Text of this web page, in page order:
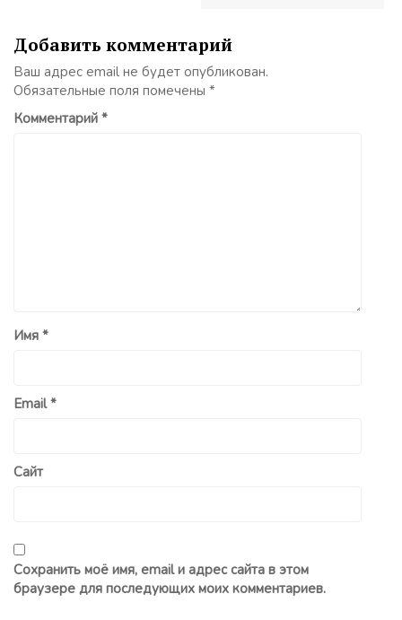
Добавить комментарий
Ваш адрес email не будет опубликован.
Обязательные поля помечены *
Комментарий *
Имя *
Email*
Сайт
Сохранить моё имя, email и адрес сайта в этом
браузере для последующих моих комментариев.